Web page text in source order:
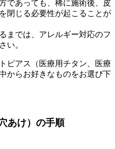
であっても、稀に施術後、皮
閉じる必要性が起こることが
までは、アレルギー対応のフ
い。
ピアス（医療用チタン、医療
からお好きなものをお選び下
あけ）の手順